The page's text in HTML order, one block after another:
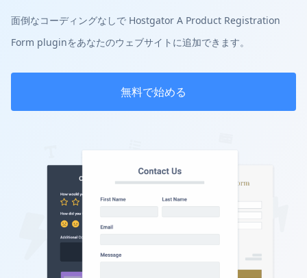
面倒なコーディングなしで Hostgator A Product Registration
Form pluginをあなたのウェブサイトに追加できます。
無料で始める